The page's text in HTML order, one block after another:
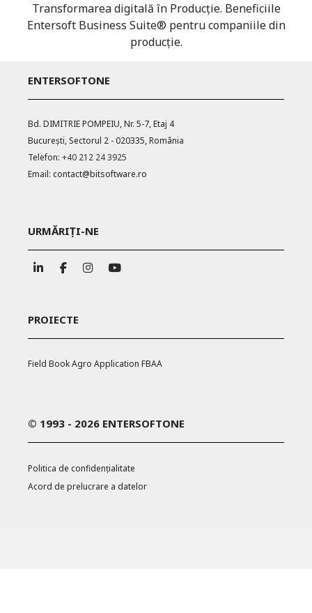
Transformarea digitală în Producție. Beneficiile
Entersoft Business Suite® pentru companiile din
producție.
ENTERSOFTONE
Bd. DIMITRIE POMPEIU, Nr. 5-7, Etaj 4
București, Sectorul 2 - 020335, România
Telefon: +40 212 24 3925
Email: contact@bitsoftware.ro
URMĂRIȚI-NE
PROIECTE
Field Book Agro Application FBAA
© 1993 - 2026 ENTERSOFTONE
Politica de confidențialitate
Acord de prelucrare a datelor